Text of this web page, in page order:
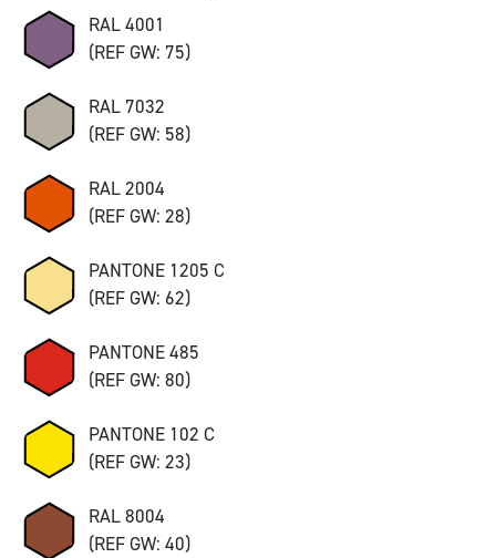
RAL 4001
(REF GW: 75)
RAL 7032
(REF GW: 58)
RAL 2004
(REF GW: 28)
PANTONE 1205 C
(REF GW: 62)
PANTONE 485
(REF GW: 80)
PANTONE 102 C
(REF GW: 23)
RAL 8004
(REF GW: 40)